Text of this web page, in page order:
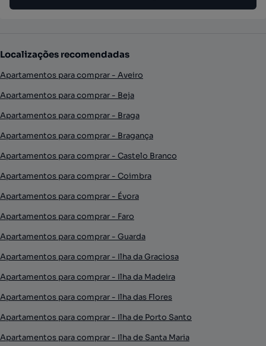
Localizações recomendadas
Apartamentos para comprar - Aveiro
Apartamentos para comprar - Beja
Apartamentos para comprar - Braga
Apartamentos para comprar - Bragança
Apartamentos para comprar - Castelo Branco
Apartamentos para comprar - Coimbra
Apartamentos para comprar - Évora
Apartamentos para comprar - Faro
Apartamentos para comprar - Guarda
Apartamentos para comprar - Ilha da Graciosa
Apartamentos para comprar - Ilha da Madeira
Apartamentos para comprar - Ilha das Flores
Apartamentos para comprar - Ilha de Porto Santo
Apartamentos para comprar - Ilha de Santa Maria